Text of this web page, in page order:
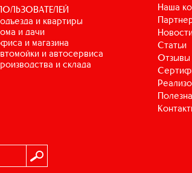
и квартиры
и дачи
и магазина
и автосервиса
и склада
Наша
Статьи
Отзывы